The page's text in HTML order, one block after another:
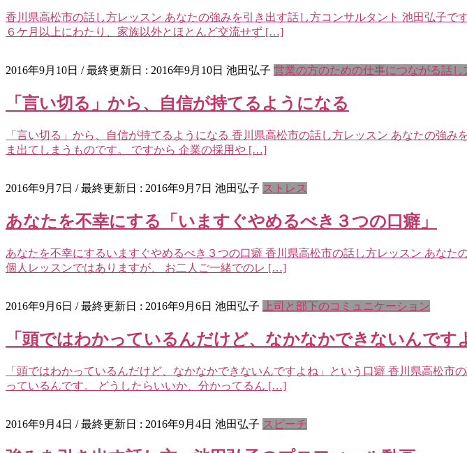
香川県高松市の話し方レッスン あなたの強みを引き出す話し方コンサルタント 池田弘子
６ケ月以上にわたり、家族以外とほとんど交流せず […]
2016年9月10日 / 最終更新日 : 2016年9月10日 池田弘子 営業の方のための仕事につながる話し
「言い切る」から、自信が持てるようになる
「言い切る」から、自信が持てるようになる 香川県高松市の話し方レッスン あなたの強
ま出てしまうものです。 ですから 企業の採用や […]
2016年9月7日 / 最終更新日 : 2016年9月7日 池田弘子 ストレス
あなたを不幸にする「いますぐやめるべき３つの口癖」
あなたを不幸にするいますぐやめるべき３つの口癖 香川県高松市の話し方レッスン あな
個人レッスンではありますが、 お二人ご一緒でのレ […]
2016年9月6日 / 最終更新日 : 2016年9月6日 池田弘子 上司と部下のコミュニケーション
「頭ではわかっているんだけど、なかなかできないんで
「頭ではわかっているんだけど、なかなかできないんですよね」という口癖 香川県高松
っているんです。 どうしたらいいか、分かってるん […]
2016年9月4日 / 最終更新日 : 2016年9月4日 池田弘子 スピーチ